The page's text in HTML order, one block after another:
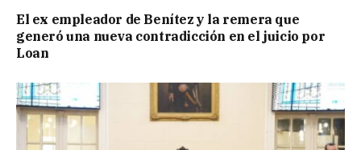
El ex empleador de Benítez y la remera que
generó una nueva contradicción en el juicio por
Loan